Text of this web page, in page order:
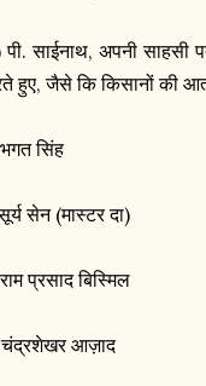
पी. साईनाथ, अपनी साहसी
हुए, जैसे कि किसानों की
सिंह
सेन (मास्टर दा)
प्रसाद बिस्मिल
आज़ाद